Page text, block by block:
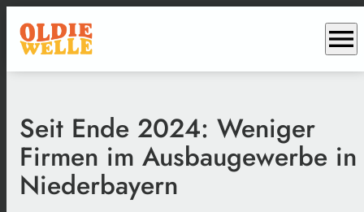
menu
Seit Ende 2024: Weniger
Firmen im Ausbaugewerbe in
Niederbayern